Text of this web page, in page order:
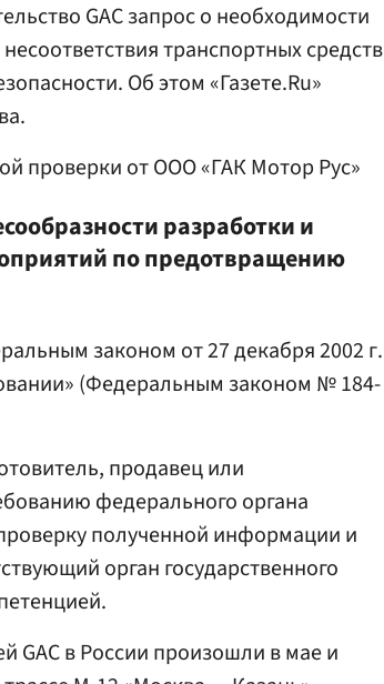
GAC запрос о необходимости
транспортных средств
Об этом «Газете.Ru»
проверки от ООО «ГАК Мотор Рус»
разработки и
по предотвращению
законом от 27 декабря 2002 г.
(Федеральным законом № 184-
продавец или
федерального органа
полученной информации и
орган государственного
GAC в России произошли в мае и